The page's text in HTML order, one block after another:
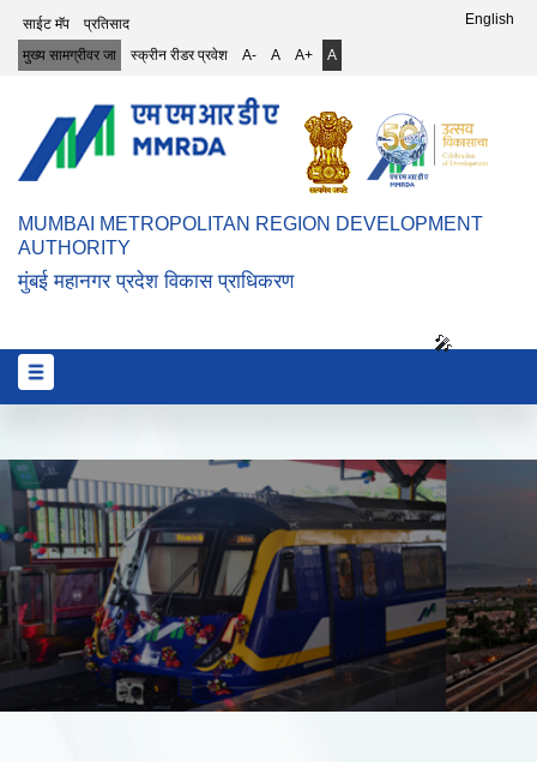
Top Header Menu
साईट मॅप
प्रतिसाद
मुख्य सामग्रीवर जा
स्क्रीन रीडर प्रवेश A- A A+ A
English
MUMBAI METROPOLITAN REGION DEVELOPMENT
AUTHORITY
मुंबई महानगर प्रदेश विकास प्राधिकरण
🎤